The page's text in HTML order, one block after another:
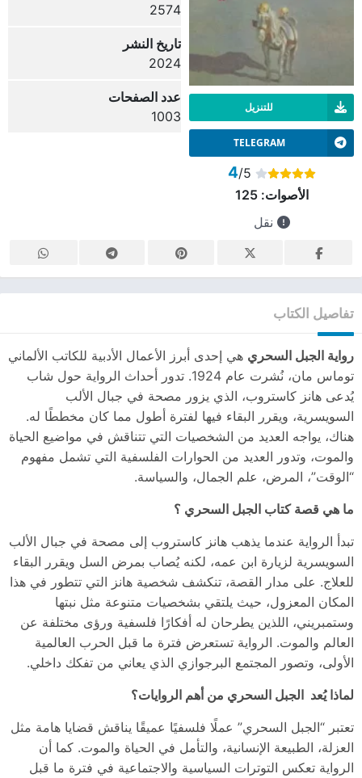
للتنزيل
TELEGRAM
4/5
الأصوات:125
نقل
2574
تاريخ النشر
2024
عدد الصفحات
1003
تفاصيل الكتاب
رواية الجبل السحري هي إحدى أبرز الأعمال الأدبية للكاتب الألماني
توماس مان، نُشرت عام 1924. تدور أحداث الرواية حول شاب
يُدعى هانز كاستروب، الذي يزور مصحة في جبال الألب
السويسرية، ويقرر البقاء فيها لفترة أطول مما كان مخططًا له.
هناك، يواجه العديد من الشخصيات التي تتناقش في مواضيع الحياة
والموت، وتدور العديد من الحوارات الفلسفية التي تشمل مفهوم
“الوقت”، المرض، علم الجمال، والسياسة.
ما هي قصة كتاب الجبل السحري ؟
تبدأ الرواية عندما يذهب هانز كاستروب إلى مصحة في جبال الألب
السويسرية لزيارة ابن عمه، لكنه يُصاب بمرض السل ويقرر البقاء
للعلاج. على مدار القصة، تنكشف شخصية هانز التي تتطور في هذا
المكان المعزول، حيث يلتقي بشخصيات متنوعة مثل نبتها
وستمبريني، اللذين يطرحان له أفكارًا فلسفية ورؤى مختلفة عن
العالم والموت. الرواية تستعرض فترة ما قبل الحرب العالمية
الأولى، وتصور المجتمع البرجوازي الذي يعاني من تفكك داخلي.
لماذا يُعد الجبل السحري من أهم الروايات؟
تعتبر “الجبل السحري” عملًا فلسفيًا عميقًا يناقش قضايا هامة مثل
العزلة، الطبيعة الإنسانية، والتأمل في الحياة والموت. كما أن
الرواية تعكس التوترات السياسية والاجتماعية في فترة ما قبل